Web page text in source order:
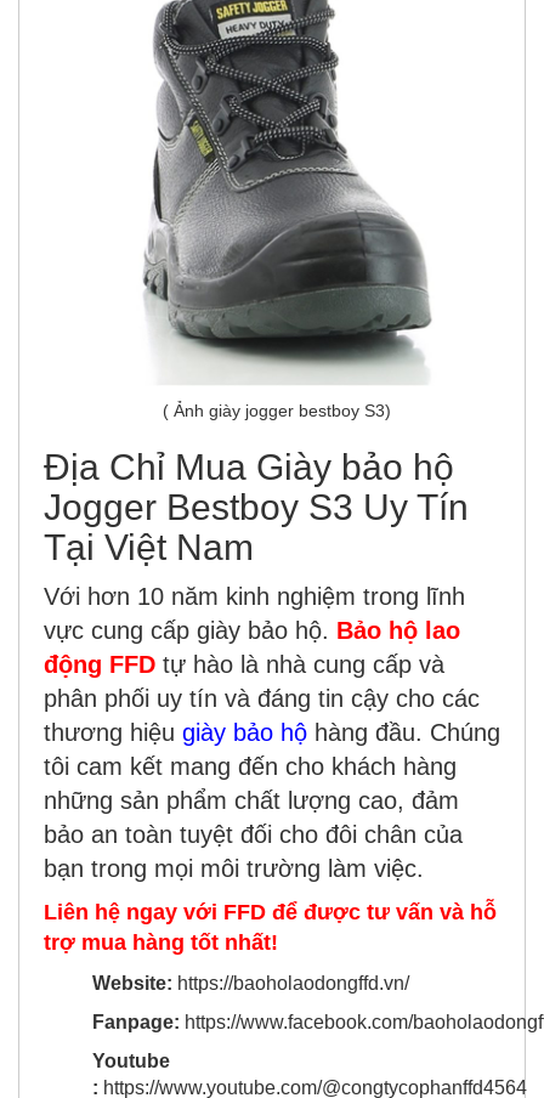
( Ảnh giày jogger bestboy S3)
Địa Chỉ Mua Giày bảo hộ
Jogger Bestboy S3 Uy Tín
Tại Việt Nam
Với hơn 10 năm kinh nghiệm trong lĩnh
vực cung cấp giày bảo hộ. Bảo hộ lao
động FFD tự hào là nhà cung cấp và
phân phối uy tín và đáng tin cậy cho các
thương hiệu giày bảo hộ hàng đầu. Chúng
tôi cam kết mang đến cho khách hàng
những sản phẩm chất lượng cao, đảm
bảo an toàn tuyệt đối cho đôi chân của
bạn trong mọi môi trường làm việc.
Liên hệ ngay với FFD để được tư vấn và hỗ
trợ mua hàng tốt nhất!
Website: https://baoholaodongffd.vn/
Fanpage: https://www.facebook.com/
Youtube
: https://www.youtube.com/@congtycophanffd4564